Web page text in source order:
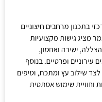
בתכנון מרחבים חיצוניים
מציג גישות מקצועיות
ישיבה ואחסון,
ופרטיים. בנוסף
לצד שילוב עץ ומתכת, וטיפים
וחוויית שימוש אסתטית